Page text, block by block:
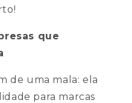
que
de uma mala: ela
para marcas